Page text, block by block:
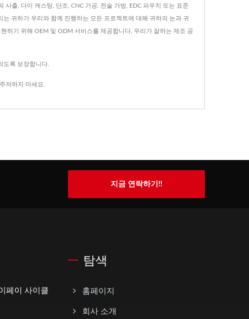
출, 다이 캐스팅, 단조, CNC 가공, 전술 가방, EDC 파우치 또는 표준
귀하가 우리와 함께 진행하는 모든 프로젝트에 대해 귀하의 눈과 귀
하기 위해 OEM 및 ODM 서비스를 제공합니다. 우리가 잘하는 제조 공
도록 보장합니다.
저하지 마세요.
지금 연락하기!!
페이 사이클
탐색
홈페이지
회사 소개